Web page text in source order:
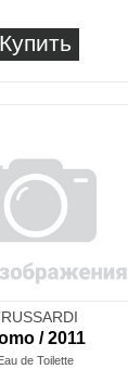
Купить
/ 2011
de Toilette